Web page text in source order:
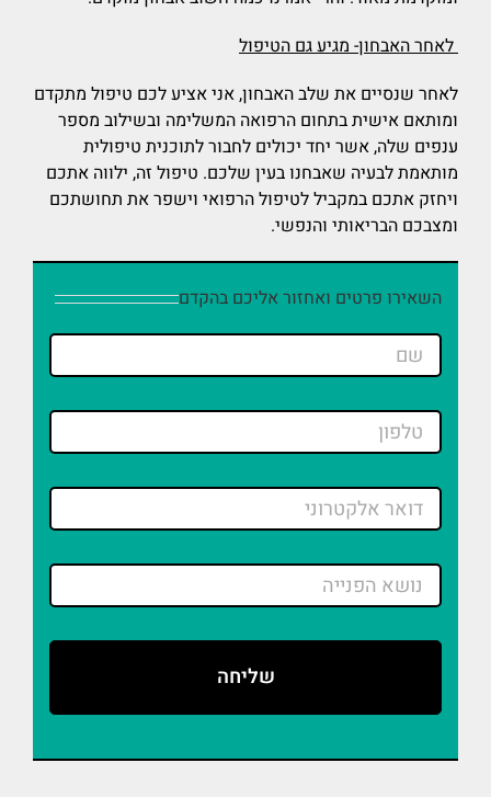
לאחר האבחון- מגיע גם הטיפול
לאחר שנסיים את שלב האבחון, אני אציע לכם טיפול מתקדם
ומותאם אישית בתחום הרפואה המשלימה ובשילוב מספר
ענפים שלה, אשר יחד יכולים לחבור לתוכנית טיפולית
מותאמת לבעיה שאבחנו בעין שלכם. טיפול זה, ילווה אתכם
ויחזק אתכם במקביל לטיפול הרפואי וישפר את תחושתכם
ומצבכם הבריאותי והנפשי.
השאירו פרטים ואחזור אליכם בהקדם